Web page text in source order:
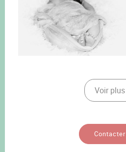
Voir plus
Contacter